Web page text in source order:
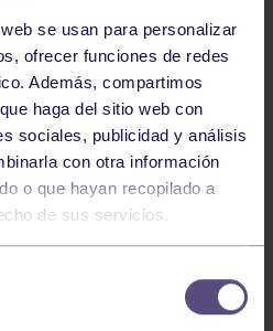
se usan para personalizar
ofrecer funciones de redes
Además, compartimos
haga del sitio web con
sociales, publicidad y análisis
con otra información
o que hayan recopilado a
de sus servicios.
DE LA SECCIÓN